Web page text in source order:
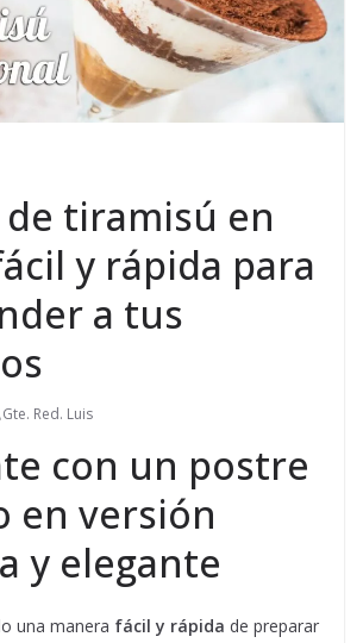
de tiramisú en
y rápida para
a tus
Gte. Red. Luis
con un postre
en versión
y elegante
una manera fácil y rápida de preparar